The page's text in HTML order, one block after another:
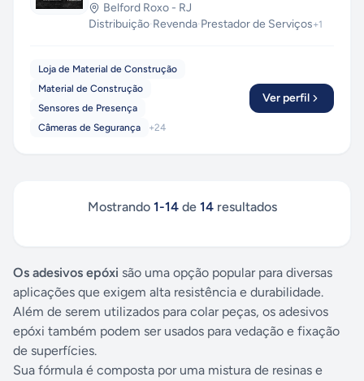
Belford Roxo - RJ
Distribuição·Revenda·Prestador de Serviços+1
Loja de Material de Construção
Material de Construção
Sensores de Presença
Câmeras de Segurança
+24
Ver perfil
Mostrando 1-14de 14resultados
Os adesivos epóxi são uma opção popular para diversas
aplicações que exigem alta resistência e durabilidade.
Além de serem utilizados para colar peças, os adesivos
epóxi também podem ser usados para vedação e fixação
de superfícies.
Sua fórmula é composta por uma mistura de resinas e